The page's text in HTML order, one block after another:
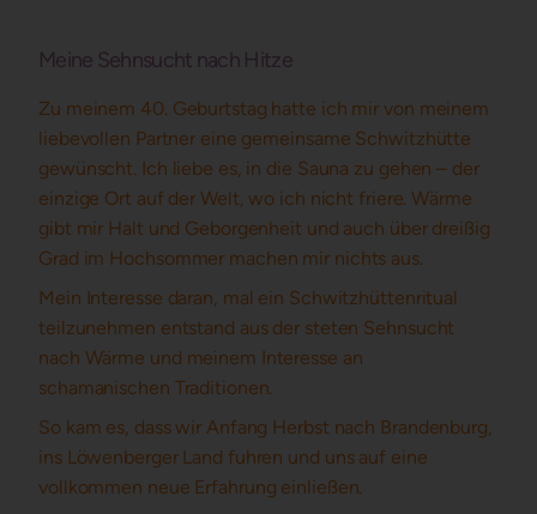
Meine Sehnsucht nach Hitze
Zu meinem 40. Geburtstag hatte ich mir von meinem
liebevollen Partner eine gemeinsame Schwitzhütte
gewünscht. Ich liebe es, in die Sauna zu gehen – der
einzige Ort auf der Welt, wo ich nicht friere. Wärme
gibt mir Halt und Geborgenheit und auch über dreißig
Grad im Hochsommer machen mir nichts aus.
Mein Interesse daran, mal ein Schwitzhüttenritual
teilzunehmen entstand aus der steten Sehnsucht
nach Wärme und meinem Interesse an
schamanischen Traditionen.
So kam es, dass wir Anfang Herbst nach Brandenburg,
ins Löwenberger Land fuhren und uns auf eine
vollkommen neue Erfahrung einließen.